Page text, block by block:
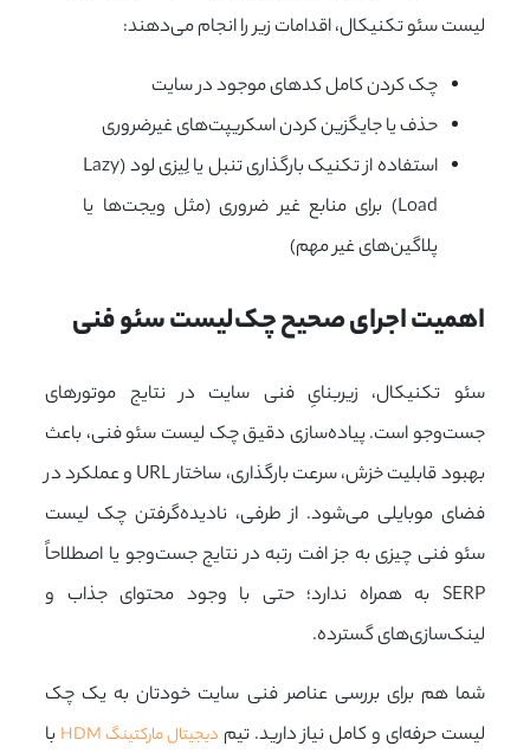
لیست سئو تکنیکال، اقدامات زیر را انجام می‌دهند:
چک کردن کامل کدهای موجود در سایت
حذف یا جایگزین کردن اسکریپت‌های غیرضروری
استفاده از تکنیک بارگذاری تنبل یا لِیزی لود (Lazy
Load) برای منابع غیر ضروری (مثل ویجت‌ها یا
پلاگین‌های غیر مهم)
اهمیت اجرای صحیح چک‌لیست سئو فنی
سئو تکنیکال، زیربنایِ فنی سایت در نتایج موتورهای
جست‌وجو است. پیاده‌سازی دقیق چک لیست سئو فنی، باعث
بهبود قابلیت خزش، سرعت بارگذاری، ساختار URL و عملکرد در
فضای موبایلی می‌شود. از طرفی، نادیده‌گرفتن چک لیست
سئو فنی چیزی به جز افت رتبه در نتایج جست‌وجو یا اصطلاحاً
SERP به همراه ندارد؛ حتی با وجود محتوای جذاب و
لینک‌سازی‌های گسترده.
شما هم برای بررسی عناصر فنی سایت خودتان به یک چک
لیست حرفه‌ای و کامل نیاز دارید. تیم دیجیتال مارکتینگ HDM
با